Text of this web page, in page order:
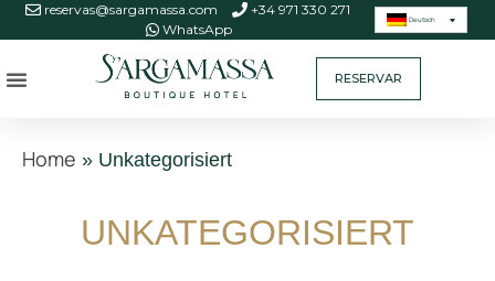
Deutsch
reservas@sargamassa.com
+34 971 330 271
WhatsApp
RESERVAR
Home » Unkategorisiert
UNKATEGORISIERT